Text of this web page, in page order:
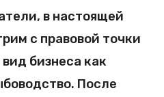
в настоящей
с правовой точки
бизнеса как
После